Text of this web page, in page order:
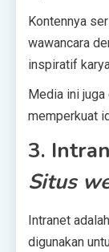
Kontennya
wawancara
inspiratif
Media ini juga
memperkuat
3.
Situs
Intranet
digunakan